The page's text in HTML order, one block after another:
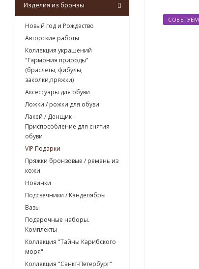
СОВЕТУЕМ
Изделия из бронзы
Новый год и Рождество
Авторские работы
Коллекция украшений
"Гармония природы"
(браслеты, фибулы,
заколки,пряжки)
Аксессуары для обуви
Ложки / рожки для обуви
Лакей / Денщик -
Приспособление для снятия
обуви
VIP Подарки
Пряжки бронзовые / ремень из
кожи
Новинки
Подсвечники / Канделябры
Вазы
Подарочные наборы.
Комплекты
Коллекция "Тайны Карибского
моря"
Коллекция "Санкт-Петербург"